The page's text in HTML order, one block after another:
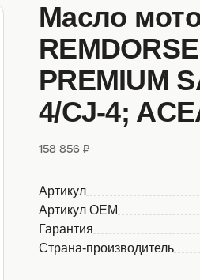
Масло
PREMIUM
4/CJ-4;
158 856 ₽
Артикул
Артикул OEM
Гарантия
Страна-производитель